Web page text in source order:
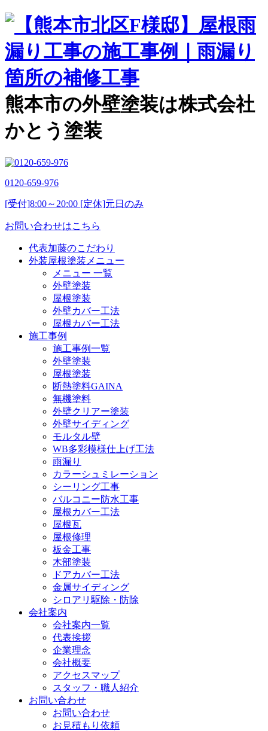
熊本市の外壁塗装は株式会社
かとう塗装
0120-659-976
[受付]8:00～20:00 [定休]元日のみ
お問い合わせはこちら
代表加藤のこだわり
外装屋根塗装メニュー
メニュー 一覧
外壁塗装
屋根塗装
外壁カバー工法
屋根カバー工法
施工事例
施工事例一覧
外壁塗装
屋根塗装
断熱塗料GAINA
無機塗料
外壁クリアー塗装
外壁サイディング
モルタル壁
WB多彩模様仕上げ工法
雨漏り
カラーシュミレーション
シーリング工事
バルコニー防水工事
屋根カバー工法
屋根瓦
屋根修理
板金工事
木部塗装
ドアカバー工法
金属サイディング
シロアリ駆除・防除
会社案内
会社案内一覧
代表挨拶
企業理念
会社概要
アクセスマップ
スタッフ・職人紹介
お問い合わせ
お問い合わせ
お見積もり依頼